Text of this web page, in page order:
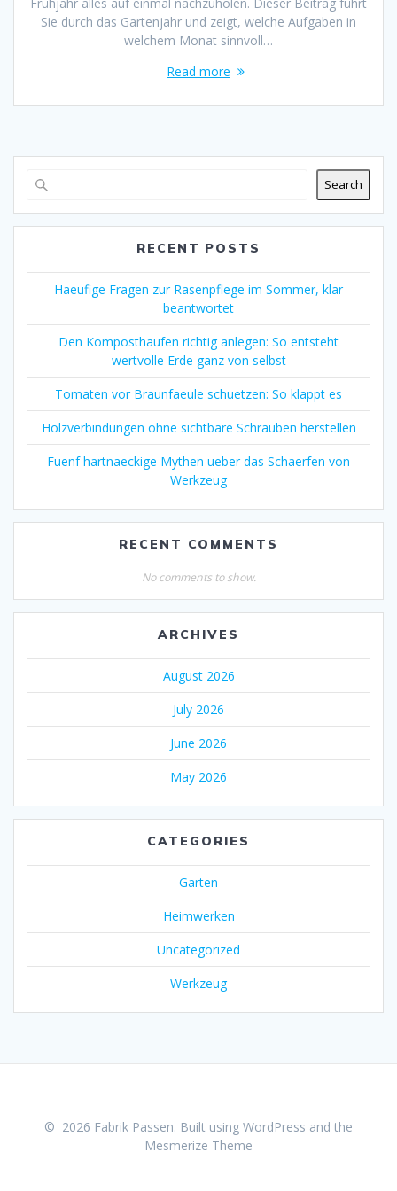
Sie durch das Gartenjahr und zeigt, welche Aufgaben in
welchem Monat sinnvoll…
Read more
Search
RECENT POSTS
Haeufige Fragen zur Rasenpflege im Sommer, klar
beantwortet
Den Komposthaufen richtig anlegen: So entsteht
wertvolle Erde ganz von selbst
Tomaten vor Braunfaeule schuetzen: So klappt es
Holzverbindungen ohne sichtbare Schrauben herstellen
Fuenf hartnaeckige Mythen ueber das Schaerfen von
Werkzeug
RECENT COMMENTS
No comments to show.
ARCHIVES
August 2026
July 2026
June 2026
May 2026
CATEGORIES
Garten
Heimwerken
Uncategorized
Werkzeug
© 2026 Fabrik Passen. Built using WordPress and the
Mesmerize Theme